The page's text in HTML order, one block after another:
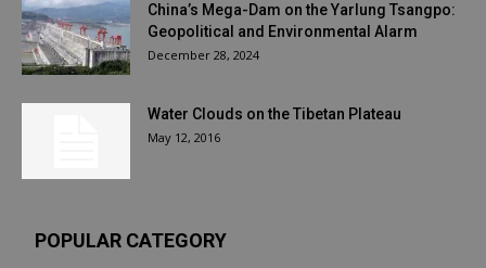
China’s Mega-Dam on the Yarlung Tsangpo:
Geopolitical and Environmental Alarm
December 28, 2024
Water Clouds on the Tibetan Plateau
May 12, 2016
POPULAR CATEGORY